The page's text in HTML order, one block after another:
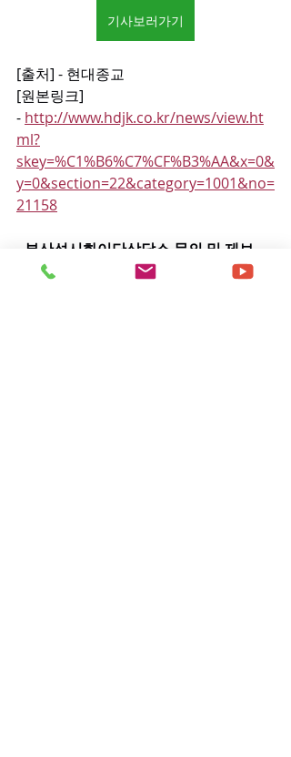
기사보러가기
[출처] - 현대종교
[원본링크]
- http://www.hdjk.co.kr/news/view.ht
ml?
skey=%C1%B6%C7%CF%B3%AA&x=0&
y=0&section=22&category=1001&no=
21158
- 부산성시화이단상담소 문의 및 제보
0505-944-2580 -